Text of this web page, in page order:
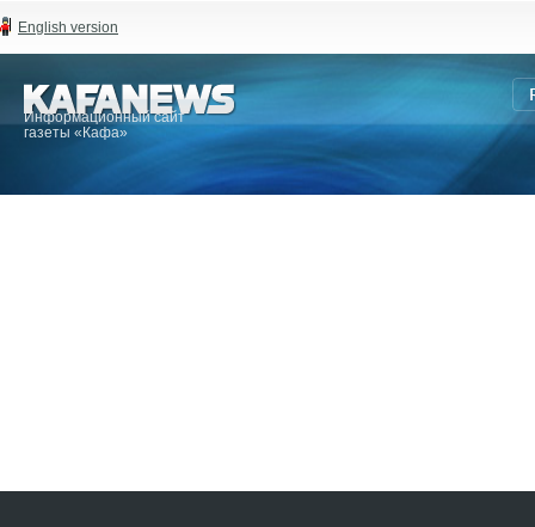
English version
Информационный сайт
газеты «Кафа»